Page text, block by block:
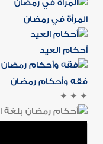
المرأة في رمضان
أحكام العيد
فقه وأحكام رمضان
✦
✦
✦